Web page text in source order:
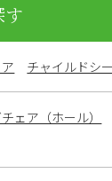
チャイルドシ
ェア（ホール）